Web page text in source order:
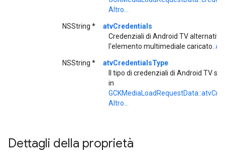
Altro...
NSString *
atvCredentials
Credenziali di Android TV
l'elemento multimediale caricato.
NSString *
atvCredentialsType
Il tipo di credenziali di Android TV
in
Altro...
Dettagli della proprietà